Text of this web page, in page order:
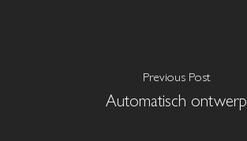
Previous Post
Automatisch ontwerp